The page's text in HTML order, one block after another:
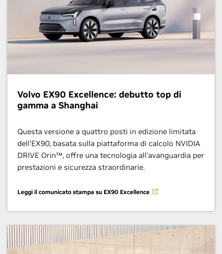
Volvo EX90 Excellence: debutto top di
gamma a Shanghai
Questa versione a quattro posti in edizione limitata
dell'EX90, basata sulla piattaforma di calcolo NVIDIA
DRIVE Orin™, offre una tecnologia all'avanguardia per
prestazioni e sicurezza straordinarie.
Leggi il comunicato stampa su EX90 Excellence